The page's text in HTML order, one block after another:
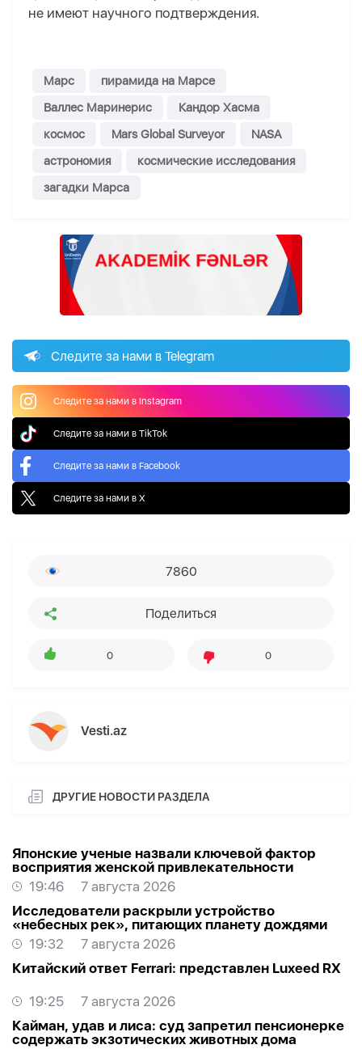
не имеют научного подтверждения.
Марс
пирамида на Марсе
Валлес Маринерис
Кандор Хасма
космос
Mars Global Surveyor
NASA
астрономия
космические исследования
загадки Марса
Следите за нами в Telegram
Следите за нами в Instagram
Следите за нами в TikTok
Следите за нами в Facebook
Следите за нами в X
7860
Поделиться
0 0
Vesti.az
ДРУГИЕ НОВОСТИ РАЗДЕЛА
Японские ученые назвали ключевой фактор
восприятия женской привлекательности
19:46
7 августа 2026
Исследователи раскрыли устройство
«небесных рек», питающих планету дождями
19:32
7 августа 2026
Китайский ответ Ferrari: представлен Luxeed RX
19:25
7 августа 2026
Кайман, удав и лиса: суд запретил пенсионерке
содержать экзотических животных дома